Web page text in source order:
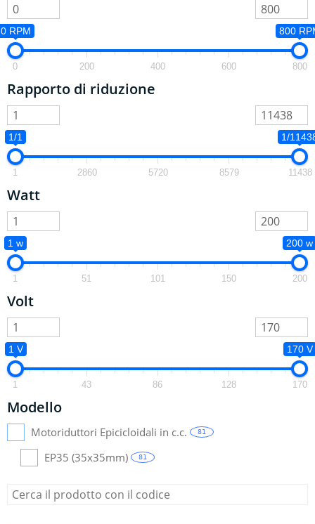
0 RPM 800
0 200 400 600 800
Rapporto di riduzione
1/1 1/
1 2860 5720 8579 11438
Watt
1 w 200 w
1 51 101 150 200
Volt
1 V 170 V
1 43 86 128 170
Modello
Motoriduttori Epicicloidali in c.c. 81
EP35 (35x35mm) 81